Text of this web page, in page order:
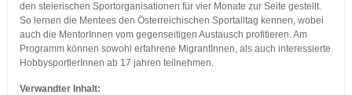
den steierischen Sportorganisationen für vier Monate zur Seite gestellt.
So lernen die Mentees den Österreichischen Sportalltag kennen, wobei
auch die MentorInnen vom gegenseitigen Austausch profitieren. Am
Programm können sowohl erfahrene MigrantInnen, als auch interessierte
HobbysportlerInnen ab 17 jahren teilnehmen.
Verwandter Inhalt: